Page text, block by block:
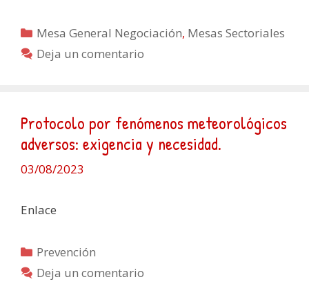
Categorías
Mesa General Negociación, Mesas Sectoriales
Deja un comentario
Protocolo por fenómenos meteorológicos
adversos: exigencia y necesidad.
03/08/2023
Enlace
Categorías
Prevención
Deja un comentario